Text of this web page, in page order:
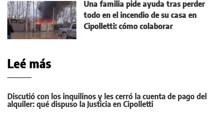
Una familia pide ayuda tras perder
todo en el incendio de su casa en
Cipolletti: cómo colaborar
Leé más
Discutió con los inquilinos y les cerró la cuenta de pago del
alquiler: qué dispuso la Justicia en Cipolletti